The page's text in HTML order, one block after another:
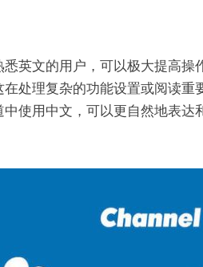
英文的用户，可以极大提高操
处理复杂的功能设置或阅读重
使用中文，可以更自然地表达